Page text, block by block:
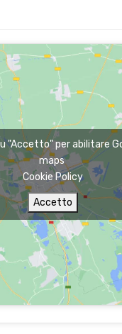
"Accetto" per abilitare
maps
Cookie Policy
Accetto